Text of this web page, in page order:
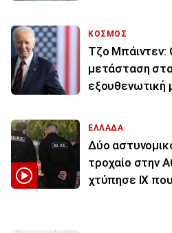
ΚΟΣΜΟΣ
Τζο Μπάιντεν:
μετάσταση
εξουθενωτική
ΕΛΛΑΔΑ
Δύο
τροχαίο στην
χτύπησε ΙΧ